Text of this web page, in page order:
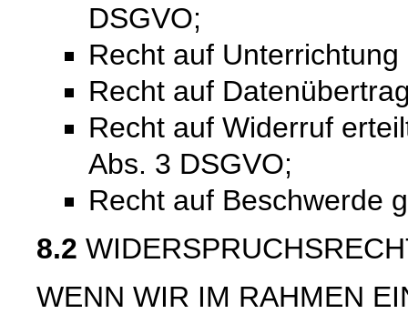
DSGVO;
Recht auf
Recht auf
Recht auf Widerruf
Abs. 3 DSGVO;
Recht auf Beschwerde
8.2
WENN WIR IM RAHMEN